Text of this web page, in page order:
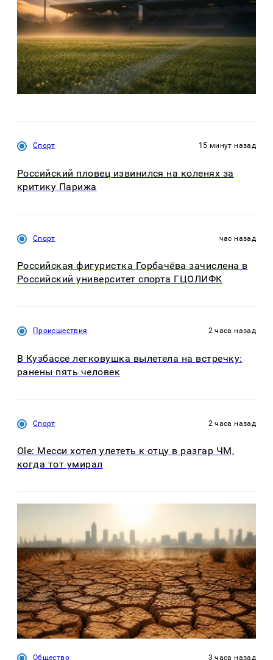
Спорт 15 минут назад
Российский пловец извинился на коленях за
критику Парижа
Спорт час назад
Российская фигуристка Горбачёва зачислена в
Российский университет спорта ГЦОЛИФК
Происшествия 2 часа назад
В Кузбассе легковушка вылетела на встречку:
ранены пять человек
Спорт 2 часа назад
Ole: Месси хотел улететь к отцу в разгар ЧМ,
когда тот умирал
Общество 3 часа назад